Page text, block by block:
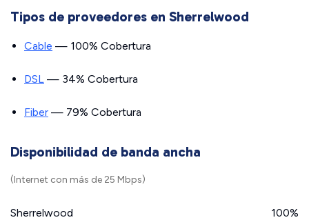
Tipos de proveedores en Sherrelwood
Cable — 100% Cobertura
DSL — 34% Cobertura
Fiber — 79% Cobertura
Disponibilidad de banda ancha
(Internet con más de 25 Mbps)
Sherrelwood 100%